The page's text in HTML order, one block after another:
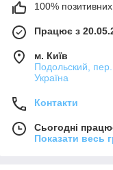
100% позитивних
Працює з
м. Київ
Подольский,
Україна
Контакти
Сьогодні
Показати весь